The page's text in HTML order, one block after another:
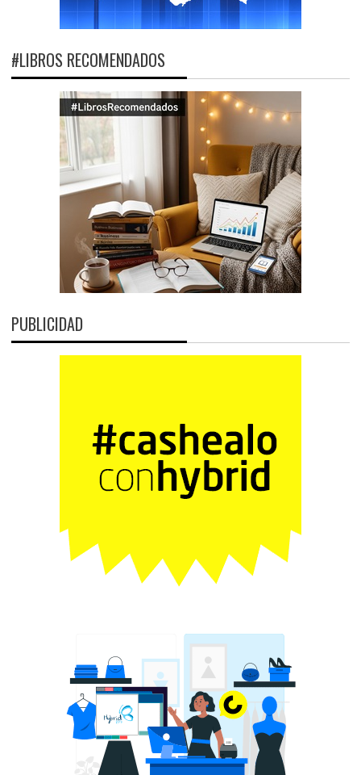
#LIBROS RECOMENDADOS
PUBLICIDAD